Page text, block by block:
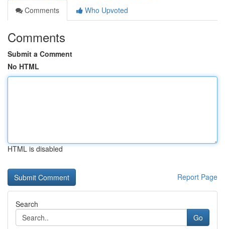
Comments
Who Upvoted
Comments
Submit a Comment
No HTML
HTML is disabled
Report Page
Search
Go